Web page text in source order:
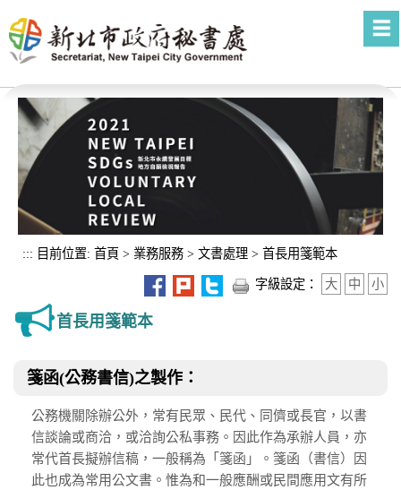
::: 目前位置: 首頁 > 業務服務 > 文書處理 > 首長用箋範本
字級設定： 大 中 小
首長用箋範本
箋函(公務書信)之製作：
公務機關除辦公外，常有民眾、民代、同儕或長官，以書
信談論或商洽，或洽詢公私事務。因此作為承辦人員，亦
常代首長擬辦信稿，一般稱為「箋函」。箋函（書信）因
此也成為常用公文書。惟為和一般應酬或民間應用文有所